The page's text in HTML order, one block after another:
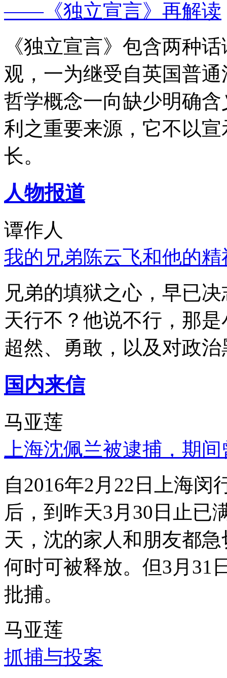
——《独立宣言》再解读
《独立宣言》包含两种
观，一为继受自英国普
哲学概念一向缺少明确
利之重要来源，它不以
长。
人物报道
谭作人
我的兄弟陈云飞和他的
兄弟的填狱之心，早已
天行不？他说不行，那
超然、勇敢，以及对政
国内来信
马亚莲
上海沈佩兰被逮捕，期
自2016年2月22日上海
后，到昨天3月30日止已
天，沈的家人和朋友都
何时可被释放。但3月31
批捕。
马亚莲
抓捕与投案